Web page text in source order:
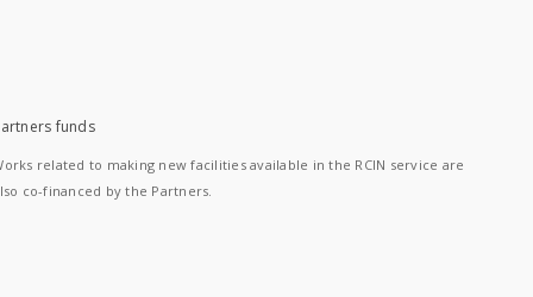
funds
related to making new facilities available in the RCIN service are
co-financed by the Partners.